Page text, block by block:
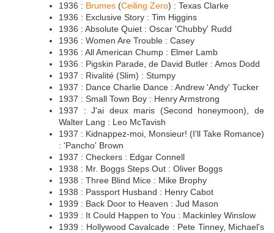
1936 : Brumes (Ceiling Zero) : Texas Clarke
1936 : Exclusive Story : Tim Higgins
1936 : Absolute Quiet : Oscar 'Chubby' Rudd
1936 : Women Are Trouble : Casey
1936 : All American Chump : Elmer Lamb
1936 : Pigskin Parade, de David Butler : Amos Dodd
1937 : Rivalité (Slim) : Stumpy
1937 : Dance Charlie Dance : Andrew 'Andy' Tucker
1937 : Small Town Boy : Henry Armstrong
1937 : J'ai deux maris (Second honeymoon), de
Walter Lang : Leo McTavish
1937 : Kidnappez-moi, Monsieur! (I'll Take Romance)
: 'Pancho' Brown
1937 : Checkers : Edgar Connell
1938 : Mr. Boggs Steps Out : Oliver Boggs
1938 : Three Blind Mice : Mike Brophy
1938 : Passport Husband : Henry Cabot
1939 : Back Door to Heaven : Jud Mason
1939 : It Could Happen to You : Mackinley Winslow
1939 : Hollywood Cavalcade : Pete Tinney, Michael's